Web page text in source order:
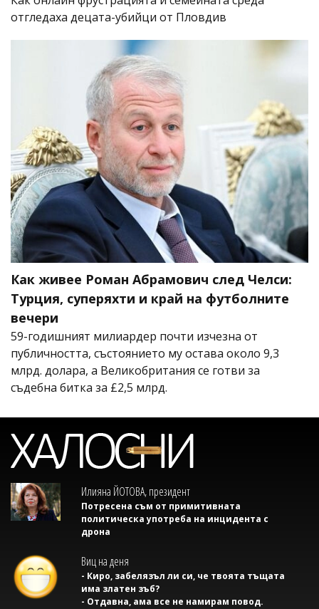
отгледаха децата-убийци от Пловдив
Как живее Роман Абрамович след Челси:
Турция, суперяхти и край на футболните
вечери
59-годишният милиардер почти изчезна от
публичността, състоянието му остава около 9,3
млрд. долара, а Великобритания се готви за
съдебна битка за £2,5 млрд.
Илияна ЙОТОВА, президент
Потресена съм от примитивната
политическа употреба на инцидента с
дрона
Виц на деня
- Киро, забелязъл ли си, че твоята тъщата
има златен зъб?
- Отдавна, ама все не намирам повод.